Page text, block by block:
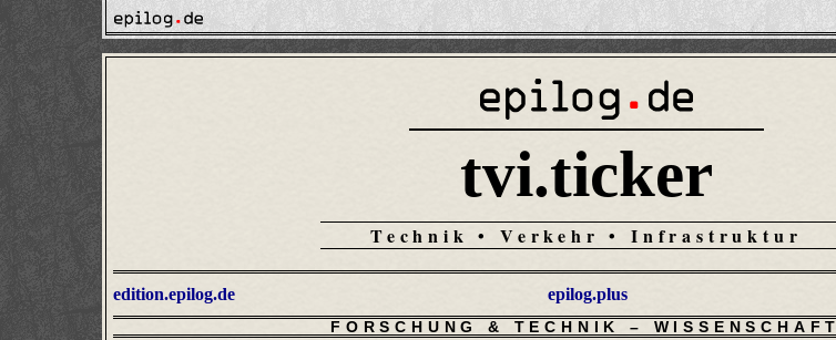
tvi.ticker
Technik • Verkehr • Infrastruktur
edition.epilog.de epilog.plus
FORSCHUNG & TECHNIK – WISSENSCHAFT